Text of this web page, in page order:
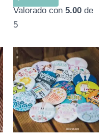
de
Valorado con 5.00de
5
Este
producto
tiene
múltiples
variantes.
Las